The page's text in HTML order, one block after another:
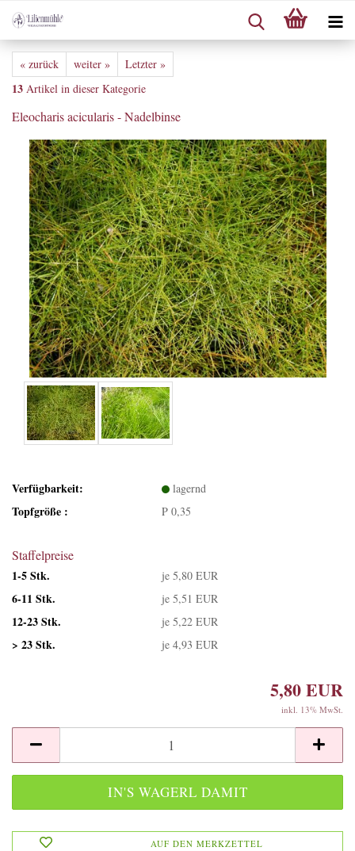
« zurück weiter » Letzter »
13 Artikel in dieser Kategorie
Eleocharis acicularis - Nadelbinse
Verfügbarkeit: lagernd
Topfgröße : P 0,35
Staffelpreise
1-5 Stk.
je 5,80 EUR
6-11 Stk. je 5,51 EUR
12-23 Stk. je 5,22 EUR
> 23 Stk. je 4,93 EUR
5,80 EUR
inkl. 13% MwSt.
AUF DEN MERKZETTEL